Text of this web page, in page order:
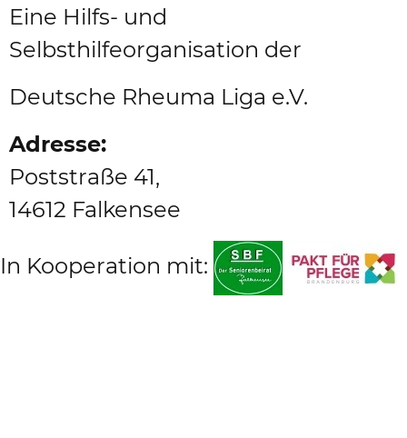
Eine Hilfs- und
Selbsthilfeorganisation der
Deutsche Rheuma Liga e.V.
Adresse:
Poststraße 41,
14612 Falkensee
In Kooperation mit: